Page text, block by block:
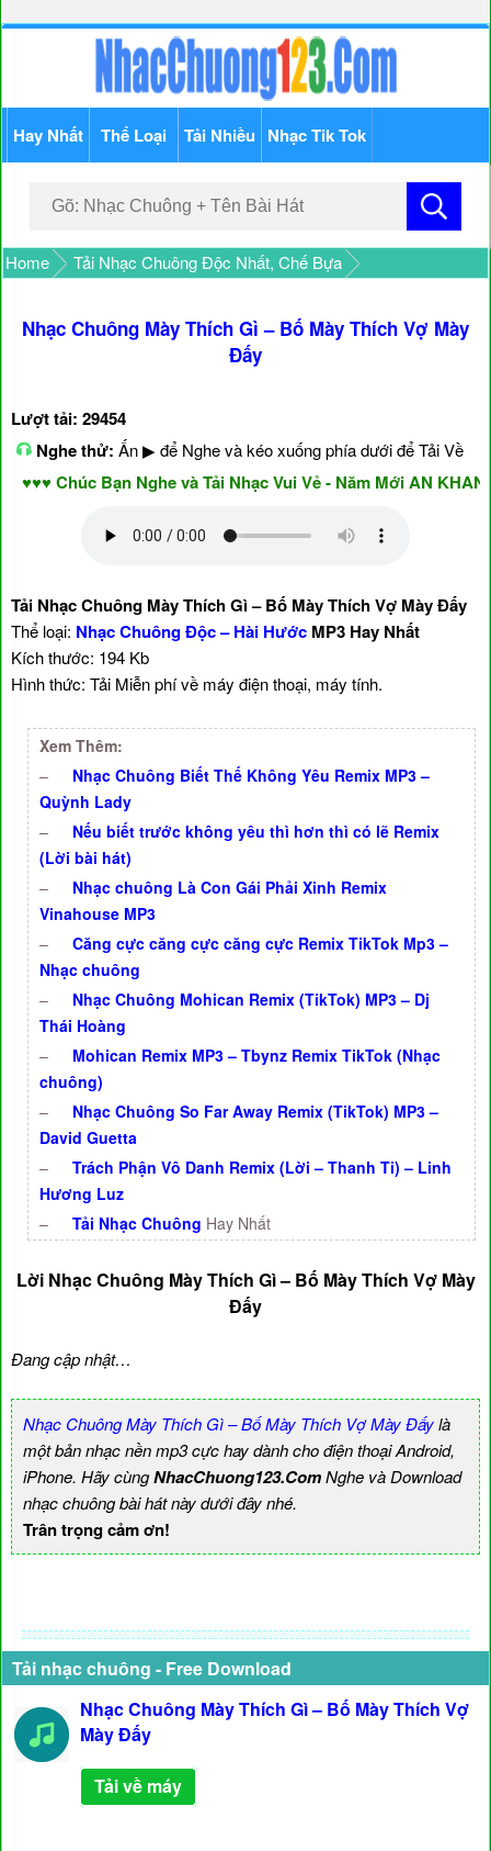
Hay Nhất Thể Loại Tải Nhiều Nhạc Tik Tok
Home Tải Nhạc Chuông Độc Nhất, Chế Bựa
Nhạc Chuông Mày Thích Gì – Bố Mày Thích Vợ Mày
Đấy
Lượt tải: 29454
Nghe thử: Ấn ▶ để Nghe và kéo xuống phía dưới để Tải Về
Chúc Bạn Nghe và Tải Nhạc Vui Vẻ - Năm Mới AN KHANG &
Tải Nhạc Chuông Mày Thích Gì – Bố Mày Thích Vợ Mày Đấy
Thể loại: Nhạc Chuông Độc – Hài Hước MP3 Hay Nhất
Kích thước: 194 Kb
Hình thức: Tải Miễn phí về máy điện thoại, máy tính.
Xem Thêm:
–
Nhạc Chuông Biết Thế Không Yêu Remix MP3 –
Quỳnh Lady
–
Nếu biết trước không yêu thì hơn thì có lẽ Remix
(Lời bài hát)
–
Nhạc chuông Là Con Gái Phải Xinh Remix
Vinahouse MP3
–
Căng cực căng cực căng cực Remix TikTok Mp3 –
Nhạc chuông
–
Nhạc Chuông Mohican Remix (TikTok) MP3 – Dj
Thái Hoàng
–
Mohican Remix MP3 – Tbynz Remix TikTok (Nhạc
chuông)
–
Nhạc Chuông So Far Away Remix (TikTok) MP3 –
David Guetta
–
Trách Phận Vô Danh Remix (Lời – Thanh Ti) – Linh
Hương Luz
–
Tải Nhạc Chuông Hay Nhất
Lời Nhạc Chuông Mày Thích Gì – Bố Mày Thích Vợ Mày
Đấy
Đang cập nhật…
Nhạc Chuông Mày Thích Gì – Bố Mày Thích Vợ Mày Đấylà
một bản nhạc nền mp3 cực hay dành cho điện thoại Android,
iPhone. Hãy cùngNhacChuong123.ComNghe và Download
nhạc chuông bài hát này dưới đây nhé.
Trân trọng cảm ơn!
Tải nhạc chuông - Free Download
Nhạc Chuông Mày Thích Gì – Bố Mày Thích Vợ
Mày Đấy
Tải về máy